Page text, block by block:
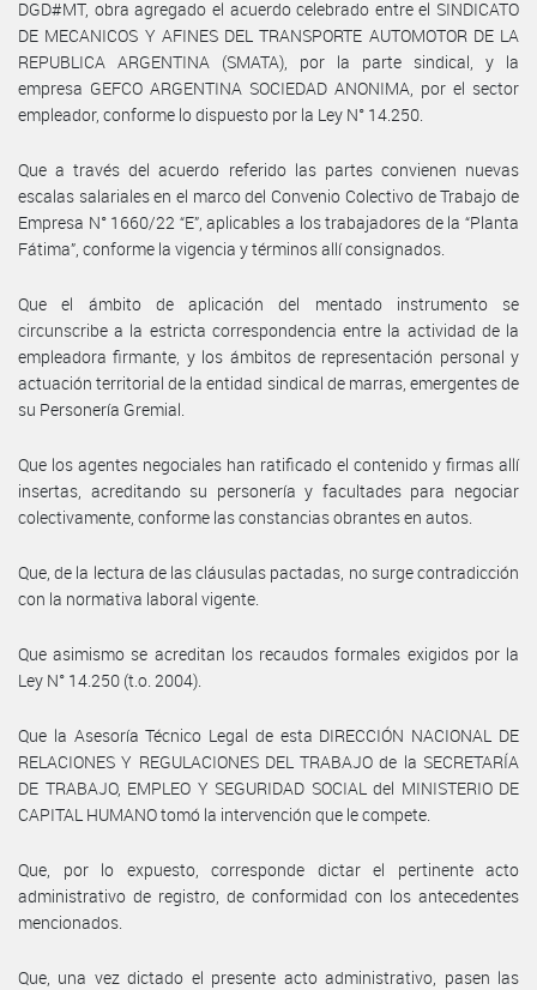
DGD#MT, obra agregado el acuerdo celebrado entre el SINDICATO
DE MECANICOS Y AFINES DEL TRANSPORTE AUTOMOTOR DE LA
REPUBLICA ARGENTINA (SMATA), por la parte sindical, y la
empresa GEFCO ARGENTINA SOCIEDAD ANONIMA, por el sector
empleador, conforme lo dispuesto por la Ley N° 14.250.
Que a través del acuerdo referido las partes convienen nuevas
escalas salariales en el marco del Convenio Colectivo de Trabajo de
Empresa N° 1660/22 “E”, aplicables a los trabajadores de la “Planta
Fátima”, conforme la vigencia y términos allí consignados.
Que el ámbito de aplicación del mentado instrumento se
circunscribe a la estricta correspondencia entre la actividad de la
empleadora firmante, y los ámbitos de representación personal y
actuación territorial de la entidad sindical de marras, emergentes de
su Personería Gremial.
Que los agentes negociales han ratificado el contenido y firmas allí
insertas, acreditando su personería y facultades para negociar
colectivamente, conforme las constancias obrantes en autos.
Que, de la lectura de las cláusulas pactadas, no surge contradicción
con la normativa laboral vigente.
Que asimismo se acreditan los recaudos formales exigidos por la
Ley N° 14.250 (t.o. 2004).
Que la Asesoría Técnico Legal de esta DIRECCIÓN NACIONAL DE
RELACIONES Y REGULACIONES DEL TRABAJO de la SECRETARÍA
DE TRABAJO, EMPLEO Y SEGURIDAD SOCIAL del MINISTERIO DE
CAPITAL HUMANO tomó la intervención que le compete.
Que, por lo expuesto, corresponde dictar el pertinente acto
administrativo de registro, de conformidad con los antecedentes
mencionados.
Que, una vez dictado el presente acto administrativo, pasen las